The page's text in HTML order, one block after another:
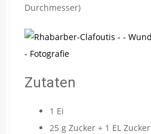
Durchmesser)
Zutaten
1 Ei
25 g Zucker + 1 EL Zucker